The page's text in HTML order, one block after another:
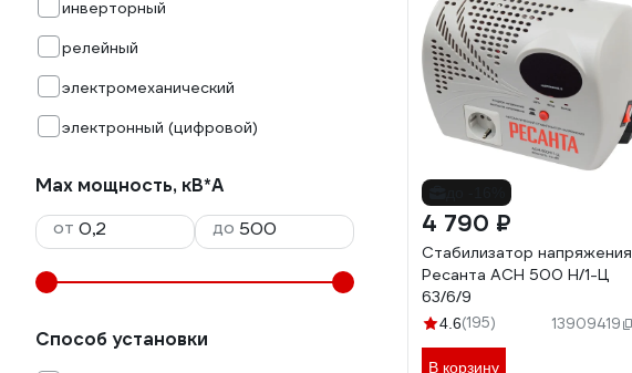
инверторный
релейный
электромеханический
электронный (цифровой)
Max мощность, кВ*А
от
до
Способ установки
4 790 ₽
Стабилизатор напряжения
Ресанта АСН 500 Н/1-Ц
63/6/9
4.6(195) 13909419
В корзину